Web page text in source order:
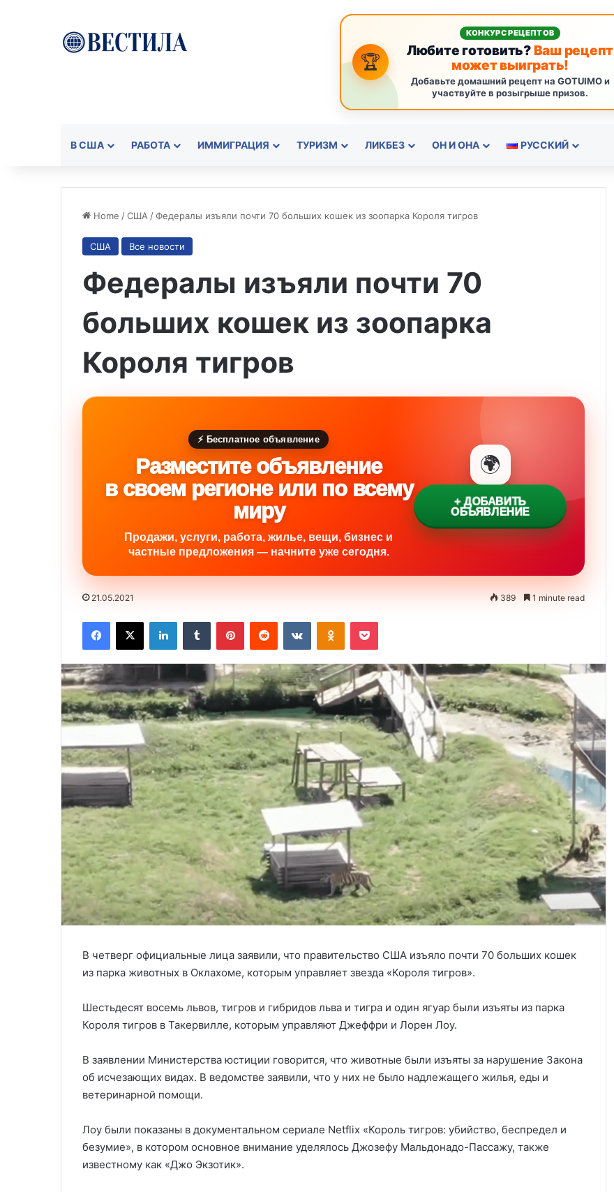
🏆
КОНКУРС РЕЦЕПТОВ
Любите готовить?Ваш рецепт
может выиграть!
Добавьте домашний рецепт на GOTUIMO и
участвуйте в розыгрыше призов.
В США РАБОТА ИММИГРАЦИЯ ТУРИЗМ ЛИКБЕЗ ОН И ОНА РУССКИЙ
Home /США /Федералы изъяли почти 70 больших кошек из зоопарка Короля тигров
США Все новости
Федералы изъяли почти 70
больших кошек из зоопарка
Короля тигров
⚡ Бесплатное объявление
Разместите объявление
в своем регионе или по всему
миру
Продажи, услуги, работа, жилье, вещи, бизнес и
частные предложения — начните уже сегодня.
🌍
+ ДОБАВИТЬ
ОБЪЯВЛЕНИЕ
21.05.2021 389 1 minute read
В четверг официальные лица заявили, что правительство США изъяло почти 70 больших кошек
из парка животных в Оклахоме, которым управляет звезда «Короля тигров».
Шестьдесят восемь львов, тигров и гибридов льва и тигра и один ягуар были изъяты из парка
Короля тигров в Такервилле, которым управляют Джеффри и Лорен Лоу.
В заявлении Министерства юстиции говорится, что животные были изъяты за нарушение Закона
об исчезающих видах. В ведомстве заявили, что у них не было надлежащего жилья, еды и
ветеринарной помощи.
Лоу были показаны в документальном сериале Netflix «Король тигров: убийство, беспредел и
безумие», в котором основное внимание уделялось Джозефу Мальдонадо-Пассажу, также
известному как «Джо Экзотик».